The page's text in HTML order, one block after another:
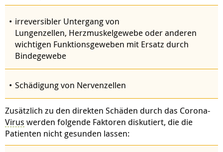
irreversibler Untergang von
Lungenzellen, Herzmuskelgewebe oder anderen
wichtigen Funktionsgeweben mit Ersatz durch
Bindegewebe
Schädigung von Nervenzellen
Zusätzlich zu den direkten Schäden durch das Corona-
Virus werden folgende Faktoren diskutiert, die die
Patienten nicht gesunden lassen: